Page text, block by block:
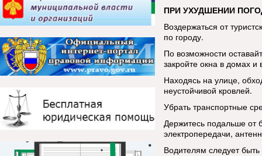
ПРИ УХУДШЕНИИ
Воздержаться от
по городу.
По возможности
закройте окна в домах
Находясь на улице,
неустойчивой кровлей.
Убрать транспортные
Держитесь подальше от
электропередачи,
Водителям следует